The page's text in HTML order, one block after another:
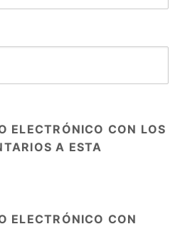
ELECTRÓNICO CON LOS
A ESTA
ELECTRÓNICO CON